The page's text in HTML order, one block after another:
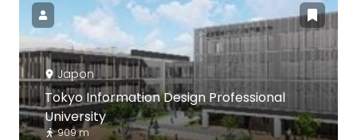
Japon
Tokyo Information Design Professional
University
909 m